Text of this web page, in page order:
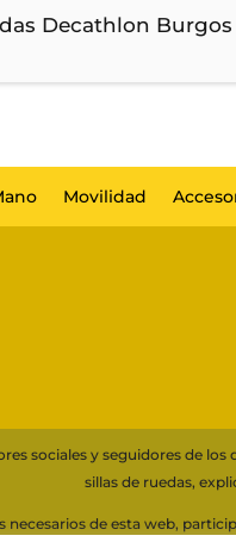
Decathlon
Movilidad
sociales y seguidores de
sillas de ruedas,
necesarios de esta web,